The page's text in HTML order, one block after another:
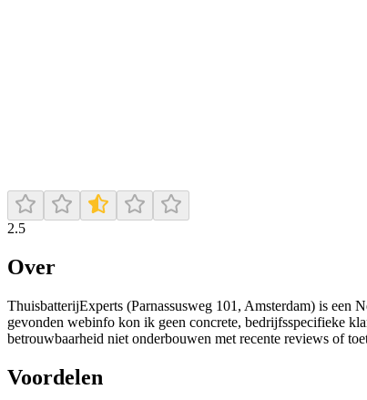
2.5
Over
ThuisbatterijExperts (Parnassusweg 101, Amsterdam) is een
gevonden webinfo kon ik geen concrete, bedrijfsspecifieke
betrouwbaarheid niet onderbouwen met recente reviews of
Voordelen